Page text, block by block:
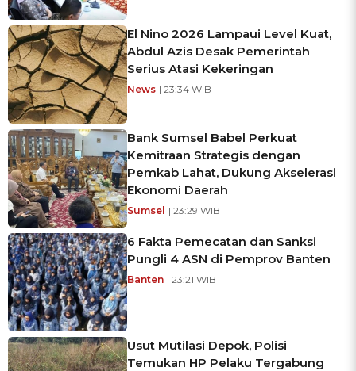
El Nino 2026 Lampaui Level Kuat,
Abdul Azis Desak Pemerintah
Serius Atasi Kekeringan
News | 23:34 WIB
Bank Sumsel Babel Perkuat
Kemitraan Strategis dengan
Pemkab Lahat, Dukung Akselerasi
Ekonomi Daerah
Sumsel | 23:29 WIB
6 Fakta Pemecatan dan Sanksi
Pungli 4 ASN di Pemprov Banten
Banten | 23:21 WIB
Usut Mutilasi Depok, Polisi
Temukan HP Pelaku Tergabung